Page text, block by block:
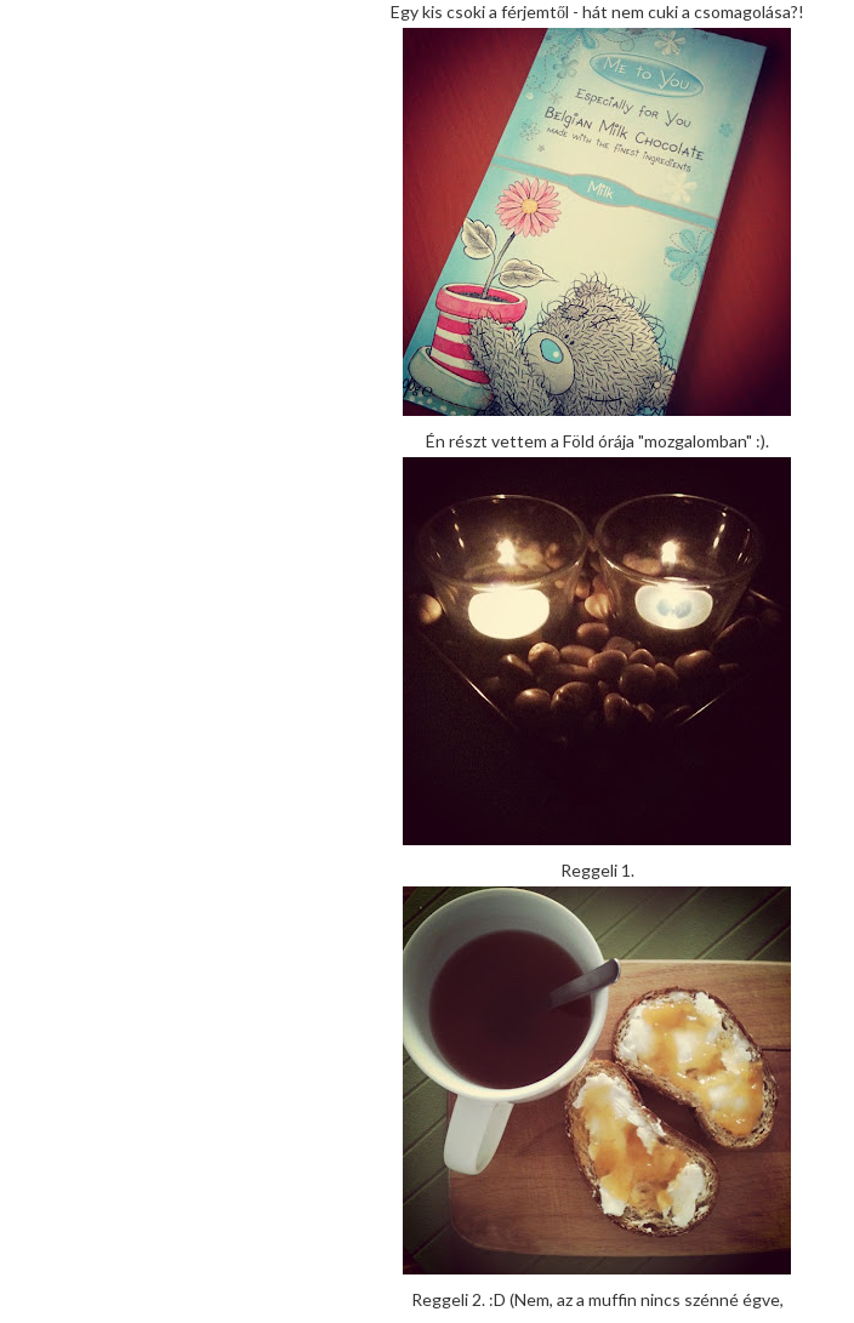
Egy kis csoki a férjemtől - hát nem cuki a csomagolása?!
Én részt vettem a Föld órája "mozgalomban" :).
Reggeli 1.
Reggeli 2. :D (Nem, az a muffin nincs szénné égve,